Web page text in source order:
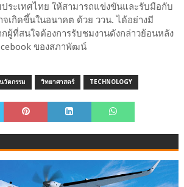
ระเทศไทย ให้สามารถแข่งขันและรับมือกับ
เกิดขึ้นในอนาคต ด้วย ววน. ได้อย่างมี
ผู้ที่สนใจต้องการรับชมงานดังกล่าวย้อนหลัง
ของสภาพัฒน์
นวัตกรรม วิทยาศาสตร์ TECHNOLOGY